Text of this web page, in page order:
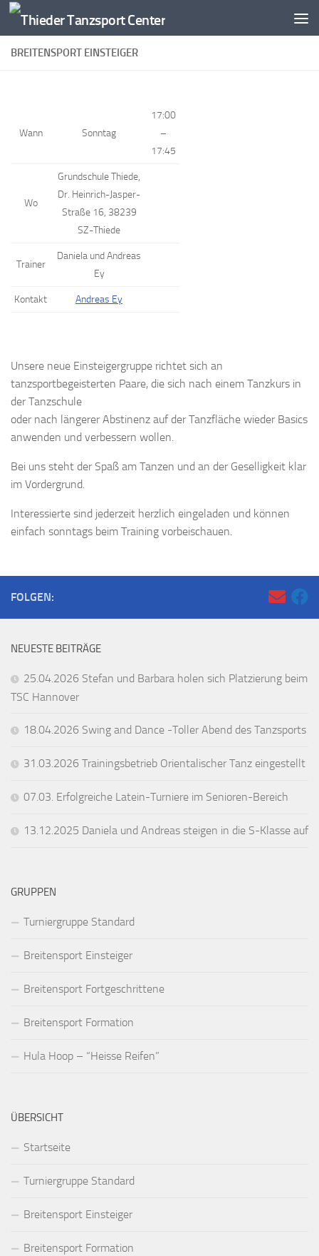
Zum Inhalt springen
BREITENSPORT EINSTEIGER
Wann Sonntag
17:00
–
17:45
Wo
Grundschule Thiede,
Dr. Heinrich-Jasper-
Straße 16, 38239
SZ-Thiede
Trainer
Daniela und Andreas
Ey
Kontakt Andreas Ey
Unsere neue Einsteigergruppe richtet sich an
tanzsportbegeisterten Paare, die sich nach einem Tanzkurs in
der Tanzschule
oder nach längerer Abstinenz auf der Tanzfläche wieder Basics
anwenden und verbessern wollen.
Bei uns steht der Spaß am Tanzen und an der Geselligkeit klar
im Vordergrund.
Interessierte sind jederzeit herzlich eingeladen und können
einfach sonntags beim Training vorbeischauen.
FOLGEN:
NEUESTE BEITRÄGE
25.04.2026 Stefan und Barbara holen sich Platzierung beim
TSC Hannover
18.04.2026 Swing and Dance -Toller Abend des Tanzsports
31.03.2026 Trainingsbetrieb Orientalischer Tanz eingestellt
07.03. Erfolgreiche Latein-Turniere im Senioren-Bereich
13.12.2025 Daniela und Andreas steigen in die S-Klasse auf
GRUPPEN
Turniergruppe Standard
Breitensport Einsteiger
Breitensport Fortgeschrittene
Breitensport Formation
Hula Hoop – “Heisse Reifen”
ÜBERSICHT
Startseite
Turniergruppe Standard
Breitensport Einsteiger
Breitensport Formation